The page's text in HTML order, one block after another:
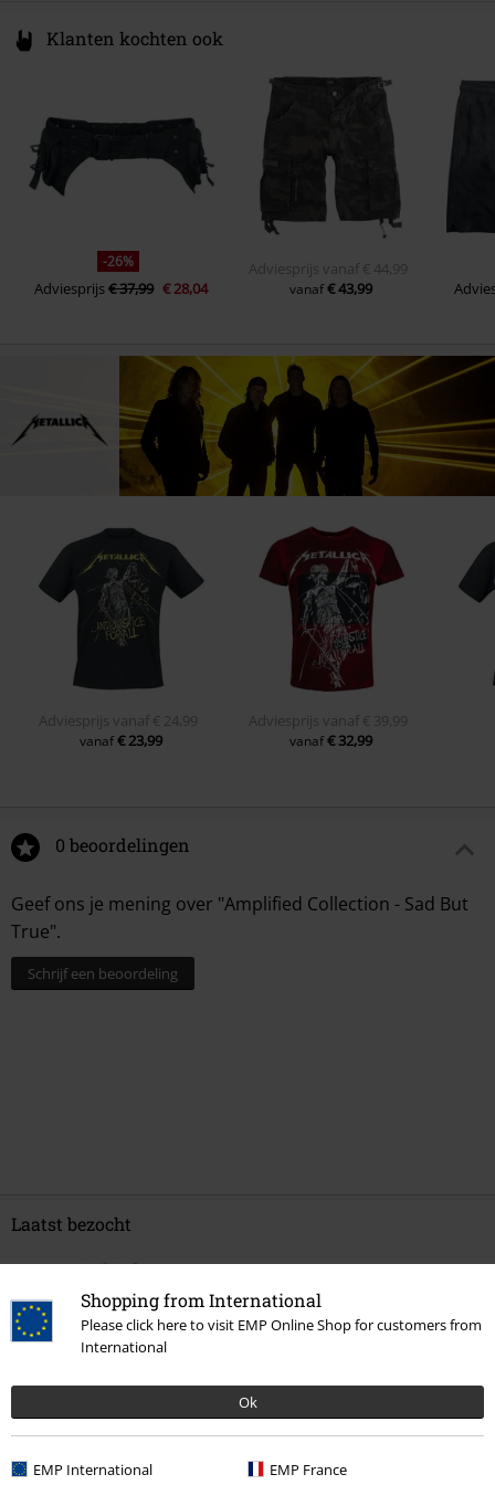
Shopping from International
Please click here to visit EMP Online Shop for customers from
International
Ok
EMP International EMP France
Klanten kochten ook
-26%
Adviesprijs€ 37,99 € 28,04
Adviesprijs vanaf € 44,99
vanaf€ 43,99
Adviesprijs vanaf € 24,99
vanaf€ 23,99
Adviesprijs vanaf € 39,99
vanaf€ 32,99
0 beoordelingen
Geef ons je mening over "Amplified Collection - Sad But
True".
Schrijf een beoordeling
Laatst bezocht
€ 32,99 € 25,99